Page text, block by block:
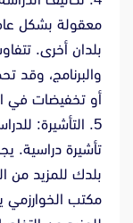
معقولة بشكل
بلدان أخرى.
والبرنامج،
أو تخفيضات في
5. التأشيرة:
تأشيرة دراسية.
بلدك للمزيد من
مكتب الخوارزمي